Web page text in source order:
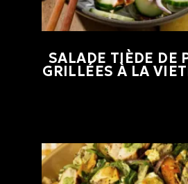
SALADE TIÈDE DE
GRILLÉES À LA